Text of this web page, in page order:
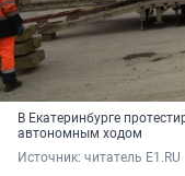
В Екатеринбурге
автономным ходом
Источник: читатель E1.RU